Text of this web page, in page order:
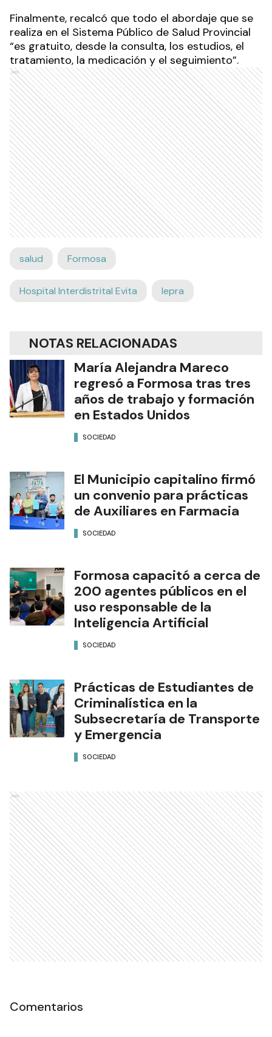
Finalmente, recalcó que todo el abordaje que se
realiza en el Sistema Público de Salud Provincial
“es gratuito, desde la consulta, los estudios, el
tratamiento, la medicación y el seguimiento”.
Ads
salud Formosa
Hospital Interdistrital Evita lepra
NOTAS RELACIONADAS
María Alejandra Mareco
regresó a Formosa tras tres
años de trabajo y formación
en Estados Unidos
SOCIEDAD
El Municipio capitalino firmó
un convenio para prácticas
de Auxiliares en Farmacia
SOCIEDAD
Formosa capacitó a cerca de
200 agentes públicos en el
uso responsable de la
Inteligencia Artificial
SOCIEDAD
Prácticas de Estudiantes de
Criminalística en la
Subsecretaría de Transporte
y Emergencia
SOCIEDAD
Ads
Comentarios